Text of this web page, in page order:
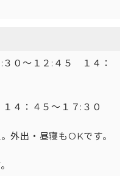
０～１２:４５　１４：
４：４５〜１７:３０
外出・昼寝もOKです。